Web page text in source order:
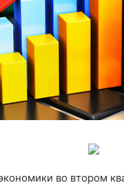
во втором